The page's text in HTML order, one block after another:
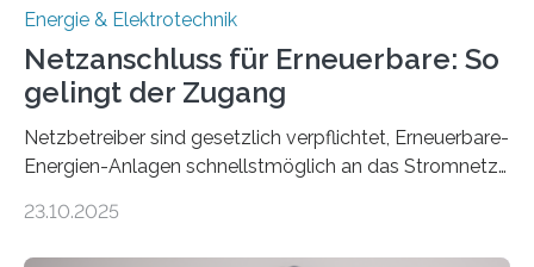
Energie & Elektrotechnik
Netzanschluss für Erneuerbare: So
gelingt der Zugang
Netzbetreiber sind gesetzlich verpflichtet, Erneuerbare-
Energien-Anlagen schnellstmöglich an das Stromnetz
ermöglichen. Doch der dafür nötige Netzausbau hinkt
23.10.2025